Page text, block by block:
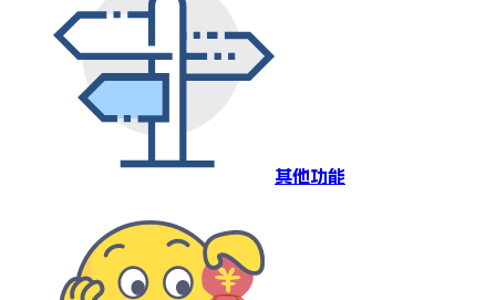
其他功能